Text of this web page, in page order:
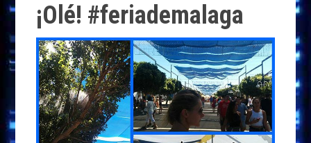
¡Olé! #feriademalaga